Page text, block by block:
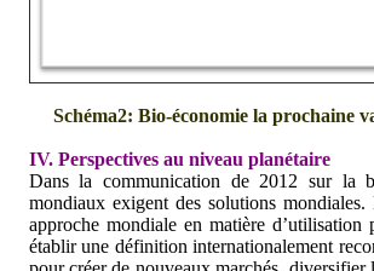
Schéma2: Bio-économie la prochaine
IV. Perspectives au niveau planétaire
Dans la communication de 2012 sur la
mondiaux exigent des solutions
approche mondiale en matière d’utilisation
établir une définition internationalement